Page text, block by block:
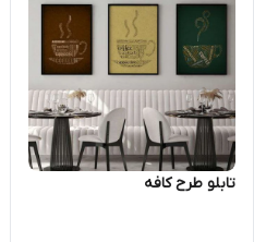
تابلو طرح کافه